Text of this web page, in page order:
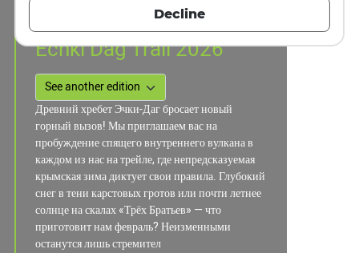
22 February 2026
Echki Dag Trail 2026
Древний хребет Эчки-Даг бросает новый
горный вызов! Мы приглашаем вас на
пробуждение спящего внутреннего вулкана в
каждом из нас на трейле, где непредсказуемая
крымская зима диктует свои правила. Глубокий
снег в тени карстовых гротов или почти летнее
солнце на скалах «Трёх Братьев» — что
приготовит нам февраль? Неизменными
останутся лишь стремител
Decline